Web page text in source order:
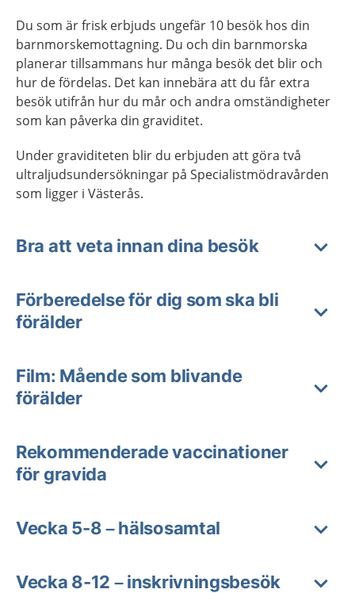
Du som är frisk erbjuds ungefär 10 besök hos din
barnmorskemottagning. Du och din barnmorska
planerar tillsammans hur många besök det blir och
hur de fördelas. Det kan innebära att du får extra
besök utifrån hur du mår och andra omständigheter
som kan påverka din graviditet.
Under graviditeten blir du erbjuden att göra två
ultraljudsundersökningar på Specialistmödravården
som ligger i Västerås.
Bra att veta innan dina besök
Förberedelse för dig som ska bli
förälder
Film: Mående som blivande
förälder
Rekommenderade vaccinationer
för gravida
Vecka 5-8 – hälsosamtal
Vecka 8-12 – inskrivningsbesök